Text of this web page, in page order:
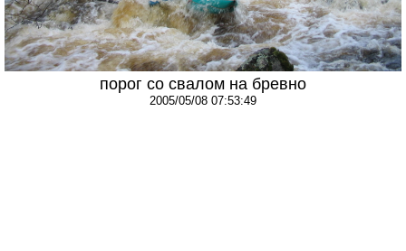
порог со свалом на бревно
2005/05/08 07:53:49